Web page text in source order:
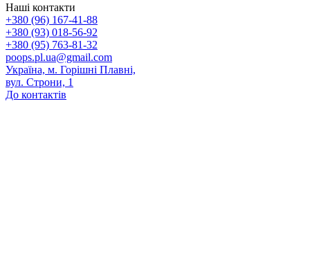
Наші контакти
+380 (96) 167-41-88
+380 (93) 018-56-92
+380 (95) 763-81-32
poops.pl.ua@gmail.com
Україна, м. Горішні Плавні,
вул. Строни, 1
До контактів